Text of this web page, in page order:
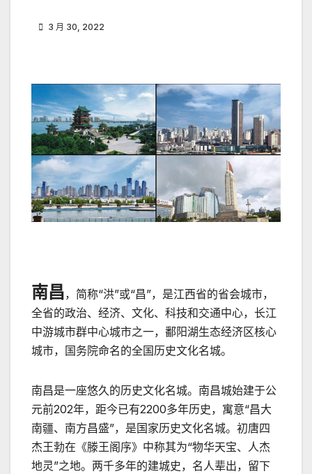
3 月 30, 2022
南昌，简称“洪”或“昌”，是江西省的省会城市，
全省的政治、经济、文化、科技和交通中心，长江
中游城市群中心城市之一，鄱阳湖生态经济区核心
城市，国务院命名的全国历史文化名城。
南昌是一座悠久的历史文化名城。南昌城始建于公
元前202年，距今已有2200多年历史，寓意“昌大
南疆、南方昌盛”，是国家历史文化名城。初唐四
杰王勃在《滕王阁序》中称其为“物华天宝、人杰
地灵”之地。两千多年的建城史，名人辈出，留下